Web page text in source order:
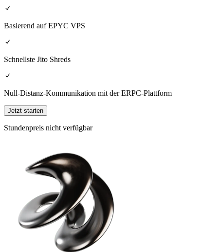
Basierend auf EPYC VPS
Schnellste Jito Shreds
Null-Distanz-Kommunikation mit der ERPC-Plattform
Jetzt starten
Stundenpreis nicht verfügbar